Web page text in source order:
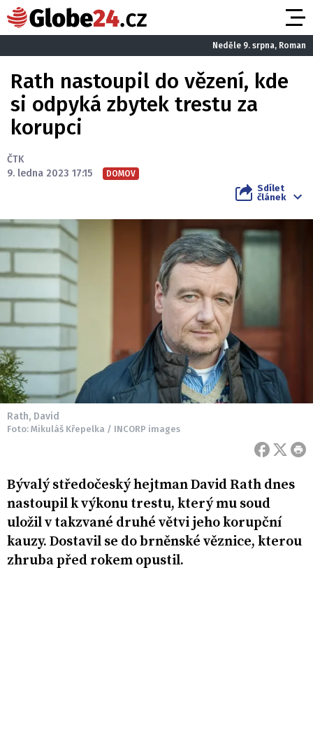
Neděle 9. srpna, Roman
Rath nastoupil do vězení, kde
si odpyká zbytek trestu za
korupci
ČTK
9. ledna 2023 17:15
DOMOV
Sdílet
článek
Rath, David
Foto: Mikuláš Křepelka / INCORP images
Bývalý středočeský hejtman David Rath dnes
nastoupil k výkonu trestu, který mu soud
uložil v takzvané druhé větvi jeho korupční
kauzy. Dostavil se do brněnské věznice, kterou
zhruba před rokem opustil.